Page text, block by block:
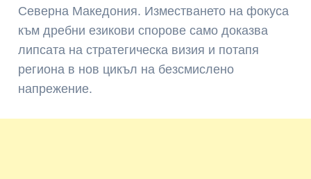
Северна Македония. Изместването на фокуса
към дребни езикови спорове само доказва
липсата на стратегическа визия и потапя
региона в нов цикъл на безсмислено
напрежение.